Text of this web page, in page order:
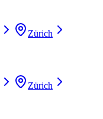
Zürich
Zürich